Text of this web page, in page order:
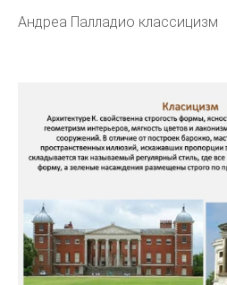
Андреа Палладио классицизм